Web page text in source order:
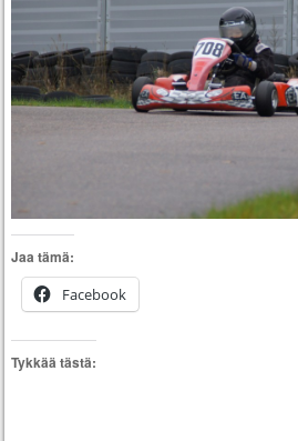
Jaa tämä:
Facebook
Tykkää tästä: